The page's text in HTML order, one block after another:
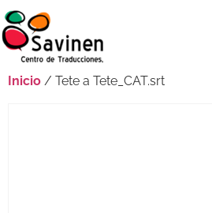
Inicio / Tete a Tete_CAT.srt